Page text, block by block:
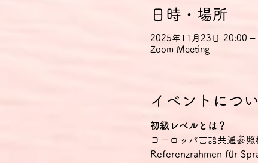
日時・場所
2025年11月23日 20:00 –
Zoom Meeting
イベントにつ
初級レベルとは？
ヨーロッパ言語共通参
Referenzrahmen für